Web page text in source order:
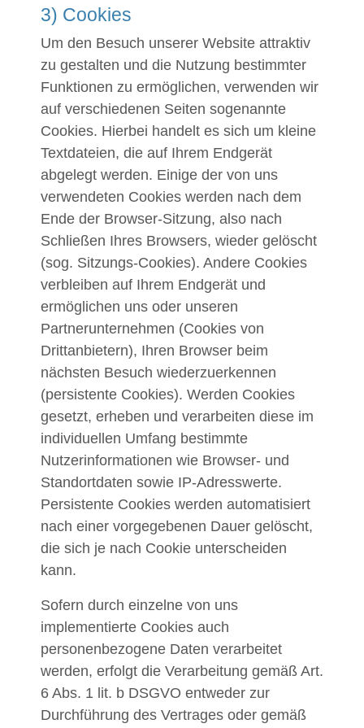
3) Cookies
Um den Besuch unserer Website attraktiv
zu gestalten und die Nutzung bestimmter
Funktionen zu ermöglichen, verwenden wir
auf verschiedenen Seiten sogenannte
Cookies. Hierbei handelt es sich um kleine
Textdateien, die auf Ihrem Endgerät
abgelegt werden. Einige der von uns
verwendeten Cookies werden nach dem
Ende der Browser-Sitzung, also nach
Schließen Ihres Browsers, wieder gelöscht
(sog. Sitzungs-Cookies). Andere Cookies
verbleiben auf Ihrem Endgerät und
ermöglichen uns oder unseren
Partnerunternehmen (Cookies von
Drittanbietern), Ihren Browser beim
nächsten Besuch wiederzuerkennen
(persistente Cookies). Werden Cookies
gesetzt, erheben und verarbeiten diese im
individuellen Umfang bestimmte
Nutzerinformationen wie Browser- und
Standortdaten sowie IP-Adresswerte.
Persistente Cookies werden automatisiert
nach einer vorgegebenen Dauer gelöscht,
die sich je nach Cookie unterscheiden
kann.
Sofern durch einzelne von uns
implementierte Cookies auch
personenbezogene Daten verarbeitet
werden, erfolgt die Verarbeitung gemäß Art.
6 Abs. 1 lit. b DSGVO entweder zur
Durchführung des Vertrages oder gemäß